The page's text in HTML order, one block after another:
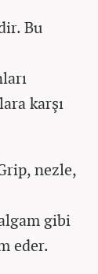
Bu
karşı
nezle,
gibi
eder.